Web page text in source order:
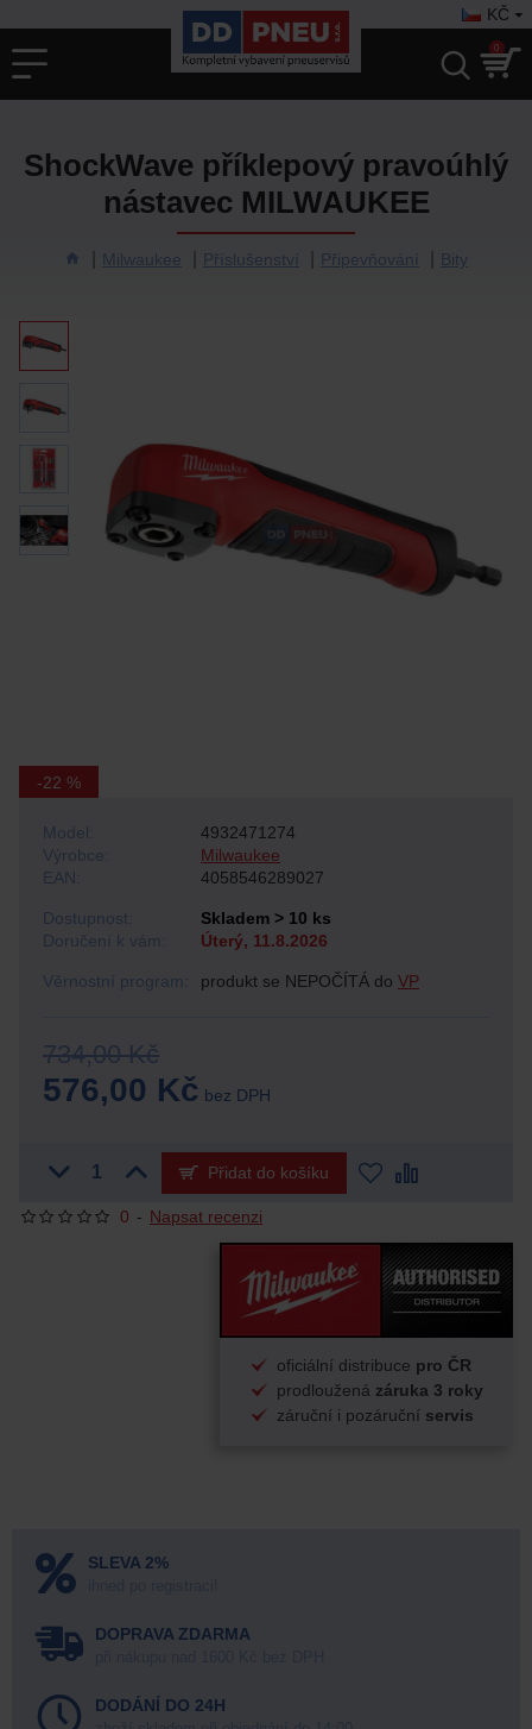
KČ
0
Milwaukee Příslušenství Připevňování Bity
ShockWave příklepový pravoúhlý
nástavec MILWAUKEE
-22 %
0 - Napsat recenzi
734,00 Kč
576,00 Kč bez DPH
Věrnostní program: produkt se NEPOČÍTÁ do VP
Dostupnost:
Skladem > 10 ks
Doručení k vám:
Úterý, 11.8.2026
Výrobce: Milwaukee
Model: 4932471274
EAN: 4058546289027
Přidat do košíku
oficiální distribuce pro ČR
prodloužená záruka 3 roky
záruční i pozáruční servis
SLEVA 2%
DOPRAVA ZDARMA
DODÁNÍ DO 24H